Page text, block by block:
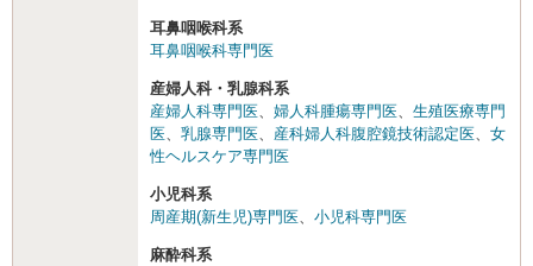
耳鼻咽喉科系
耳鼻咽喉科専門医
産婦人科・乳腺科系
産婦人科専門医
婦人科腫瘍専門医
生殖医療専門
医
乳腺専門医 産科婦人科腹腔鏡技術認定医
女
性ヘルスケア専門医
小児科系
周産期(新生児)専門医
小児科専門医
麻酔科系